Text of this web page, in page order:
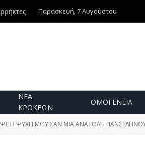
Παρασκευή, 7 Αυγούστου
ΝΕΑ
ΚΡΟΚΕΩΝ
ΟΜΟΓΕΝΕΙΑ
Η ΨΥΧΗ ΜΟΥ ΣΑΝ ΜΙΑ ΑΝΑΤΟΛΗ